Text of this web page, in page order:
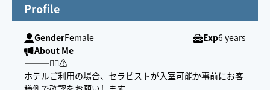
Profile
GenderFemale Exp6 years
About Me
———✍🏻⚠️
ホテルご利用の場合、セラピストが入室可能か事前にお客